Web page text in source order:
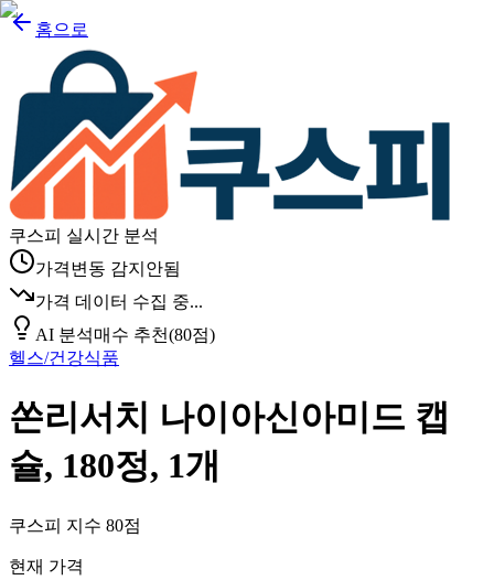
홈으로
쿠스피 실시간 분석
가격변동 감지안됨
가격 데이터 수집 중...
AI 분석매수 추천(80점)
헬스/건강식품
쏜리서치 나이아신아미드 캡
슐, 180정, 1개
쿠스피 지수 80점
현재 가격